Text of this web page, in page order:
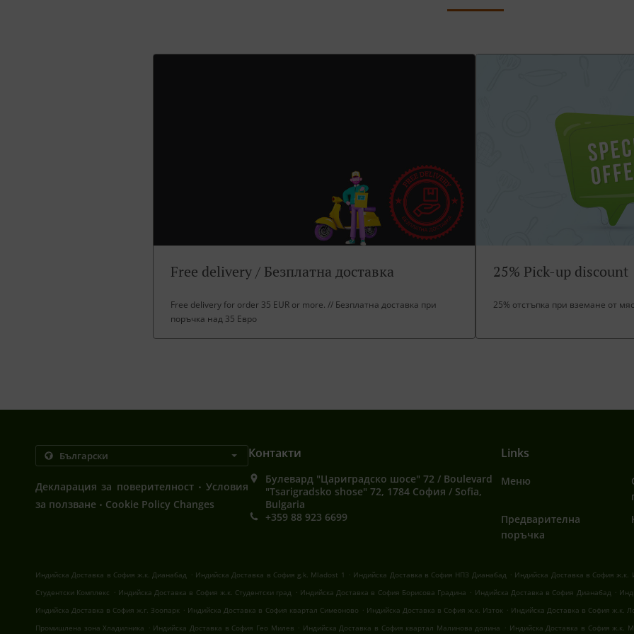
Free delivery / Безплатна доставка
Free delivery for order 35 EUR or more. // Безплатна доставка при
поръчка над 35 Евро
25% Pick-up discount
25% отстъпка при вземане от
Декларация за поверителност . Условия
за ползване . Cookie Policy Changes
Контакти
Булевард "Цариградско шосе" 72 / Boulevard
"Tsarigradsko shose" 72, 1784 София / Sofia,
Bulgaria
+359 88 923 6699
Links
Меню
Предварителна
поръчка
Индийска Доставка в София ж.к. Дианабад . Индийска Доставка в София g.k. Mladost 1 . Индийска Доставка в София НПЗ Дианабад . Индийска Доставка в София ж.к.
Студентски Комплекс . Индийска Доставка в София ж.к. Студентски град . Индийска Доставка в София Борисова Градина . Индийска Доставка в София Дианабад .
Индийска Доставка в София ж.г. Зоопарк . Индийска Доставка в София квартал Симеоново . Индийска Доставка в София ж.к. Изток . Индийска Доставка в София ж.к.
Промишлена зона Хладилника . Индийска Доставка в София Гео Милев . Индийска Доставка в София квартал Малинова долина . Индийска Доставка в София ж.к.